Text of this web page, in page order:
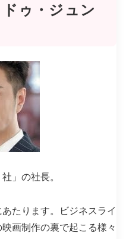
ドゥ・ジュン
」の社長。
あたります。ビジネスライ
画制作の裏で起こる様々